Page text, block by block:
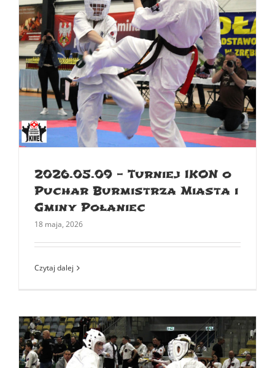
2026.05.09 – Turniej IKON o
Puchar Burmistrza Miasta i
Gminy Połaniec
18 maja, 2026
Czytaj dalej